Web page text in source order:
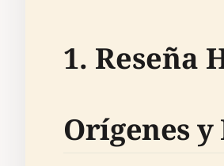
1. Reseña
Orígenes